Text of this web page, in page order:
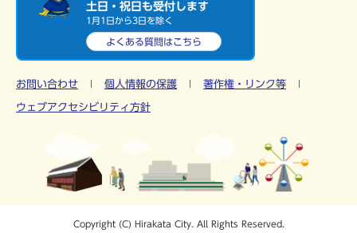
土日・祝日も受付します
1月1日から3日を除く
よくある質問はこちら
お問い合わせ 個人情報の保護 著作権・リンク等
ウェブアクセシビリティ方針
Copyright (C) Hirakata City. All Rights Reserved.